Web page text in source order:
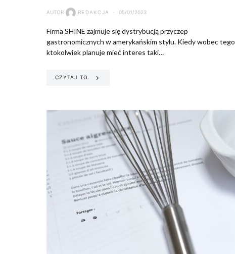
AUTOR REDAKCJA 05/01/2023
Firma SHINE zajmuje się dystrybucją przyczep
gastronomicznych w amerykańskim stylu. Kiedy wobec tego
ktokolwiek planuje mieć interes taki…
CZYTAJ TO.